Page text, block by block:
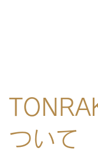
ついて